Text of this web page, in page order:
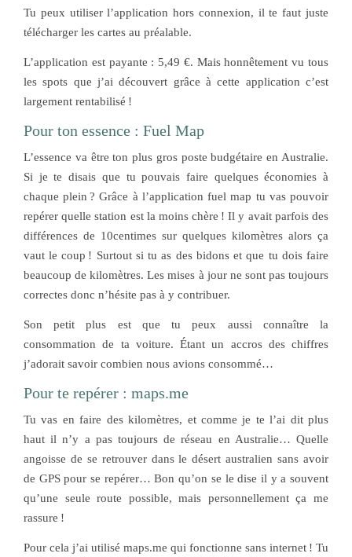
Tu peux utiliser l’application hors connexion, il te faut juste
télécharger les cartes au préalable.
L’application est payante : 5,49 €. Mais honnêtement vu tous
les spots que j’ai découvert grâce à cette application c’est
largement rentabilisé !
Pour ton essence : Fuel Map
L’essence va être ton plus gros poste budgétaire en Australie.
Si je te disais que tu pouvais faire quelques économies à
chaque plein ? Grâce à l’application fuel map tu vas pouvoir
repérer quelle station est la moins chère ! Il y avait parfois des
différences de 10centimes sur quelques kilomètres alors ça
vaut le coup ! Surtout si tu as des bidons et que tu dois faire
beaucoup de kilomètres. Les mises à jour ne sont pas toujours
correctes donc n’hésite pas à y contribuer.
Son petit plus est que tu peux aussi connaître la
consommation de ta voiture. Étant un accros des chiffres
j’adorait savoir combien nous avions consommé…
Pour te repérer : maps.me
Tu vas en faire des kilomètres, et comme je te l’ai dit plus
haut il n’y a pas toujours de réseau en Australie… Quelle
angoisse de se retrouver dans le désert australien sans avoir
de GPS pour se repérer… Bon qu’on se le dise il y a souvent
qu’une seule route possible, mais personnellement ça me
rassure !
Pour cela j’ai utilisé maps.me qui fonctionne sans internet ! Tu